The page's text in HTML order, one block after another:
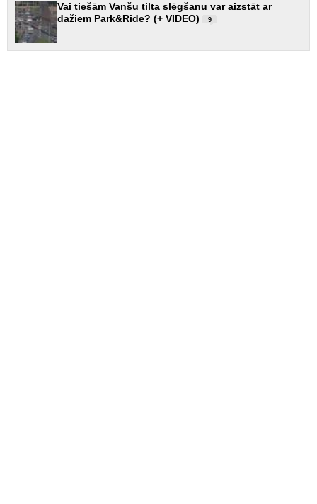
Vai tiešām Vanšu tilta slēgšanu var aizstāt ar
dažiem Park&Ride? (+ VIDEO)
9